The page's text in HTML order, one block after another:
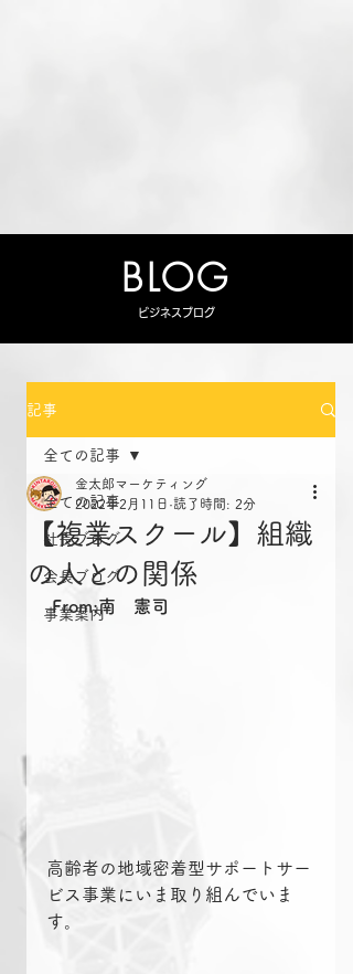
BLOG
ビジネスブログ
記事
全ての記事
社長ブログ
会長ブログ
事業案内
全ての記事
【複業スクール】組織
の人との関係
金太郎マーケティング
2022年2月11日 読了時間: 2分
From:南　憲司
高齢者の地域密着型サポートサー
ビス事業にいま取り組んでいま
す。